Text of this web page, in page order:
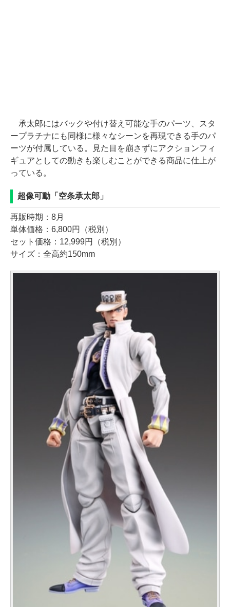
承太郎にはバックや付け替え可能な手のパーツ、スタ
ープラチナにも同様に様々なシーンを再現できる手のパ
ーツが付属している。見た目を崩さずにアクションフィ
ギュアとしての動きも楽しむことができる商品に仕上が
っている。
超像可動「空条承太郎」
再販時期：8月
単体価格：6,800円（税別）
セット価格：12,999円（税別）
サイズ：全高約150mm